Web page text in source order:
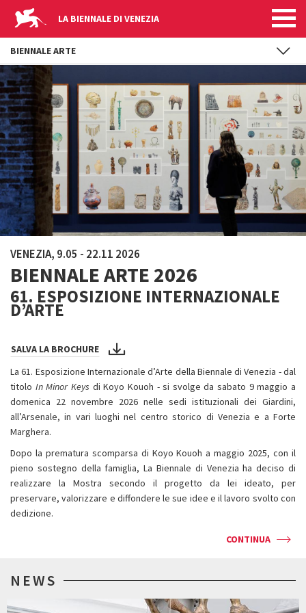
Salta al contenuto principale
LA BIENNALE DI VENEZIA
VENEZIA, 9.05 - 22.11 2026
BIENNALE ARTE 2026
61. ESPOSIZIONE INTERNAZIONALE
D’ARTE
SALVA LA BROCHURE
La 61. Esposizione Internazionale d’Arte della Biennale di Venezia - dal
titolo In Minor Keys di Koyo Kouoh - si svolge da sabato 9 maggio a
domenica 22 novembre 2026 nelle sedi istituzionali dei Giardini,
all’Arsenale, in vari luoghi nel centro storico di Venezia e a Forte
Marghera.
Dopo la prematura scomparsa di Koyo Kouoh a maggio 2025, con il
pieno sostegno della famiglia, La Biennale di Venezia ha deciso di
realizzare la Mostra secondo il progetto da lei ideato, per
preservare, valorizzare e diffondere le sue idee e il lavoro svolto con
dedizione.
CONTINUA
NEWS
BIENNALE ARTE